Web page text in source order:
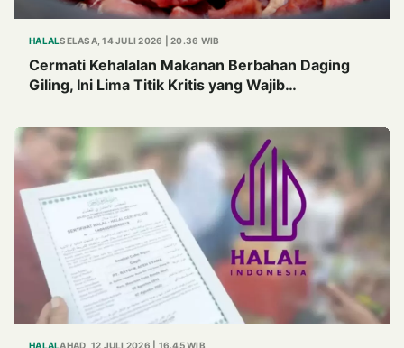
HALALSELASA, 14 JULI 2026 | 20.36 WIB
Cermati Kehalalan Makanan Berbahan Daging
Giling, Ini Lima Titik Kritis yang Wajib
HALALAHAD, 12 JULI 2026 | 16.45 WIB